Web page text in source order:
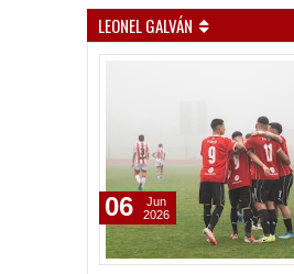
LEONEL GALVÁN
06
Jun
2026